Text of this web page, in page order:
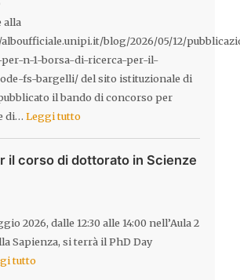
alla
blog/2026/05/12/
n-1-borsa-di-ricerca-per-il-
fs-bargelli/ del sito istituzionale di
il bando di concorso per
di…Leggi tutto
il corso di dottorato in Scienze
2026, dalle 12:30 alle 14:00 nell’Aula 2
Sapienza, si terrà il PhD Day
tutto